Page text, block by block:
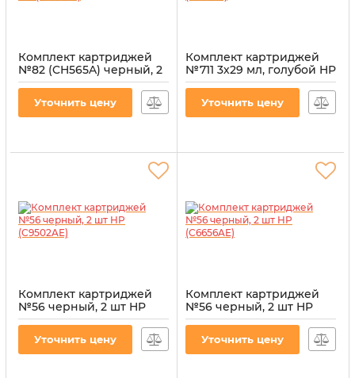
Комплект картриджей
№82 (CH565A) черный, 2
шт HP (P2V34A)
Артикул:
Уточнить цену
Комплект картриджей
№711 3х29 мл, голубой HP
(CZ134A)
Артикул:
Уточнить цену
Комплект картриджей
№56 черный, 2 шт HP
(C9502AE)
Артикул:
Уточнить цену
Комплект картриджей
№56 черный, 2 шт HP
(C6656AE)
Артикул:
Уточнить цену